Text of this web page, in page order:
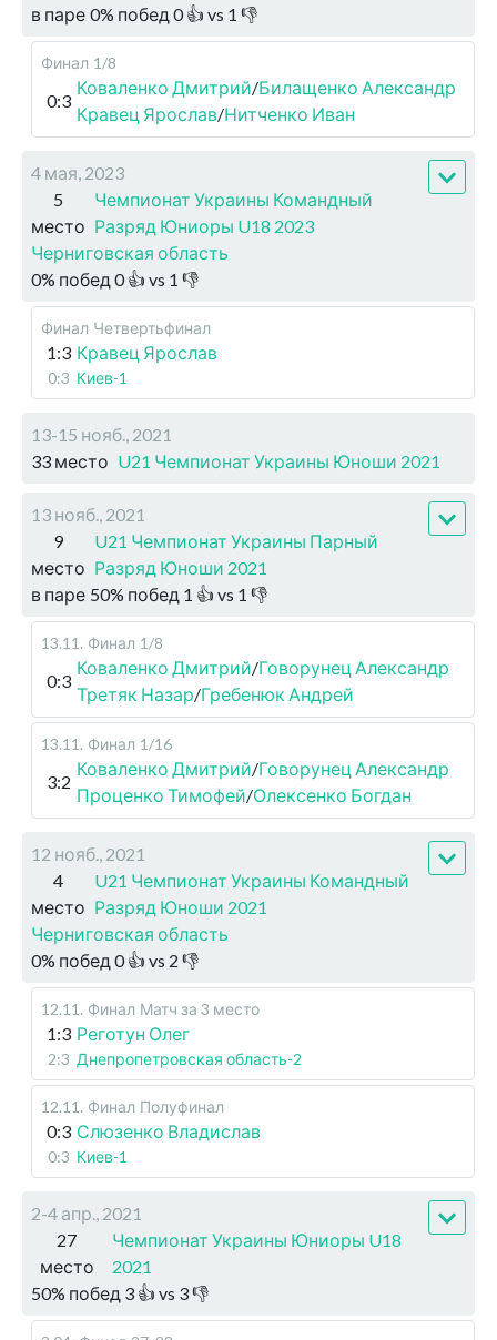
в паре 0% побед 0👍 vs 1 👎
Финал 1/8
0:3
Коваленко Дмитрий/Билащенко Александр
Кравец Ярослав/Нитченко Иван
4 мая, 2023
5
место
Чемпионат Украины Командный
Разряд Юниоры U18 2023
Черниговская область
0% побед 0👍 vs 1 👎
Финал Четвертьфинал
1:3 Кравец Ярослав
0:3 Киев-1
13-15 нояб., 2021
33 место U21 Чемпионат Украины Юноши 2021
13 нояб., 2021
9
место
U21 Чемпионат Украины Парный
Разряд Юноши 2021
в паре 50% побед 1 👍 vs 1 👎
13.11 . Финал 1/8
0:3
Коваленко Дмитрий/Говорунец Александр
Третяк Назар/Гребенюк Андрей
13.11 . Финал 1/16
3:2
Коваленко Дмитрий/Говорунец Александр
Проценко Тимофей/Олексенко Богдан
12 нояб., 2021
4
место
U21 Чемпионат Украины Командный
Разряд Юноши 2021
Черниговская область
0% побед 0👍 vs 2 👎
12.11 . Финал Матч за 3 место
1:3 Реготун Олег
2:3 Днепропетровская область-2
12.11 . Финал Полуфинал
0:3 Слюзенко Владислав
0:3 Киев-1
2-4 апр., 2021
27
место
Чемпионат Украины Юниоры U18
2021
50% побед 3 👍 vs 3👎